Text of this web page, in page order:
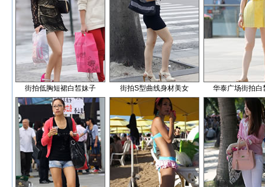
街拍低胸短裙白皙妹子 街拍S型曲线身材美女 华泰广场街拍白